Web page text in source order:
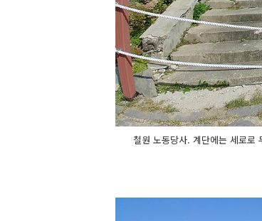
철원 노동당사. 계단에는 세로로